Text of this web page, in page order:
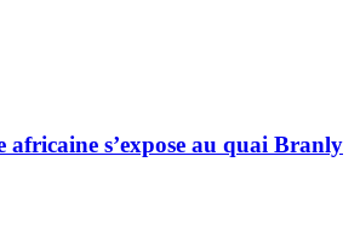
s’expose au quai Branly